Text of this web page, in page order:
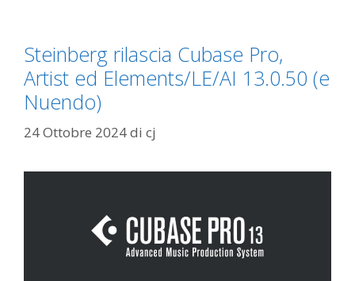
Steinberg rilascia Cubase Pro,
Artist ed Elements/LE/AI 13.0.50 (e
Nuendo)
24 Ottobre 2024di cj